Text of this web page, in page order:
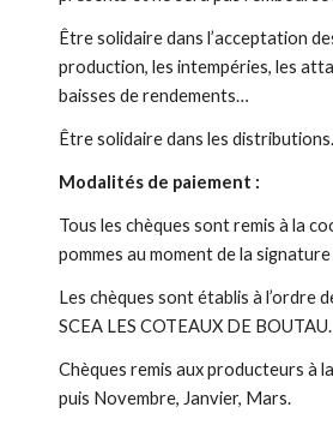
Être solidaire dans l’acceptation
production, les intempéries, les
baisses de rendements…
Être solidaire dans les distributions.
Modalités de paiement :
Tous les chèques sont remis à la
pommes au moment de la
Les chèques sont établis à l’ordre
SCEA LES COTEAUX DE BOUTAU.
Chèques remis aux producteurs à
puis Novembre, Janvier, Mars.